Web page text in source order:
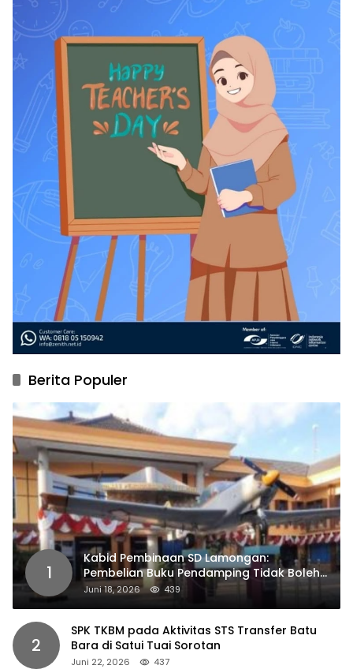
Berita Populer
1
Kabid Pembinaan SD Lamongan:
Pembelian Buku Pendamping Tidak Boleh
Dipaksakan
Juni 18, 2026 439
2
SPK TKBM pada Aktivitas STS Transfer Batu
Bara di Satui Tuai Sorotan
Juni 22, 2026 437